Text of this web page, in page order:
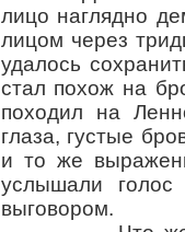
лицо наглядно
лицом через
удалось
стал похож на
походил на
глаза, густые
и то же
услышали голос
выговором.